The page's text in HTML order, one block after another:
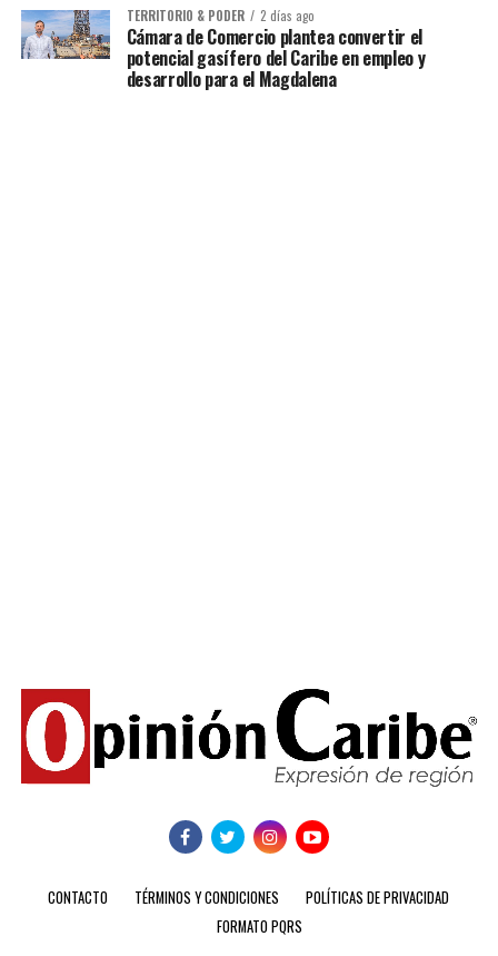
TERRITORIO & PODER 2 días ago
Cámara de Comercio plantea convertir el
potencial gasífero del Caribe en empleo y
desarrollo para el Magdalena
CONTACTO TÉRMINOS Y CONDICIONES
POLÍTICAS DE PRIVACIDAD
FORMATO PQRS